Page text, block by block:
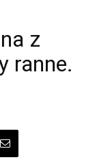
z
ranne.